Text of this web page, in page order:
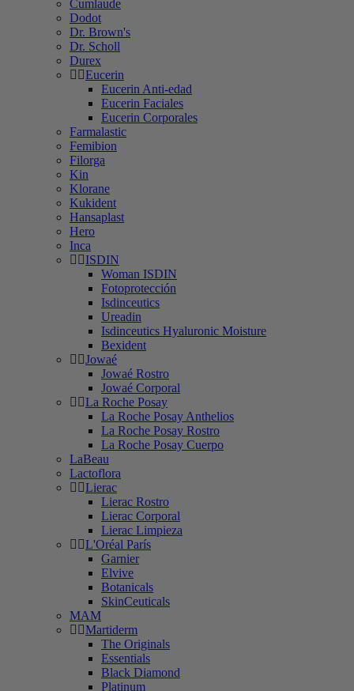
Cumlaude
Dodot
Dr. Brown's
Dr. Scholl
Durex
Eucerin
Eucerin Anti-edad
Eucerin Faciales
Eucerin Corporales
Farmalastic
Femibion
Filorga
Kin
Klorane
Kukident
Hansaplast
Hero
Inca
ISDIN
Woman ISDIN
Fotoprotección
Isdinceutics
Ureadin
Isdinceutics Hyaluronic Moisture
Bexident
Jowaé
Jowaé Rostro
Jowaé Corporal
La Roche Posay
La Roche Posay Anthelios
La Roche Posay Rostro
La Roche Posay Cuerpo
LaBeau
Lactoflora
Lierac
Lierac Rostro
Lierac Corporal
Lierac Limpieza
L'Oréal París
Garnier
Elvive
Botanicals
SkinCeuticals
MAM
Martiderm
The Originals
Essentials
Black Diamond
Platinum